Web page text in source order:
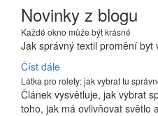
Novinky z blogu
Každé okno může být krásné
Jak správný textil promění byt
Číst dále
Látka pro rolety: jak vybrat tu
Článek vysvětluje, jak vybrat
toho, jak má ovlivňovat světlo